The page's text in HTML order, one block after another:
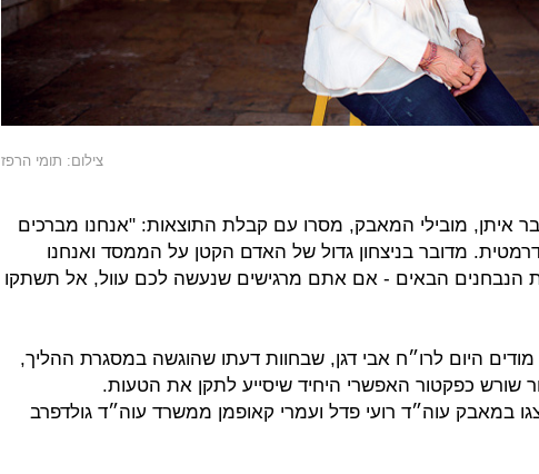
צילום: תומי הרפז
בר איתן, מובילי המאבק, מסרו עם קבלת התוצאות: "אנחנו מברכים
מדובר בניצחון גדול של האדם הקטן על הממסד ואנחנו
הנבחנים הבאים - אם אתם מרגישים שנעשה לכם עוול, אל תשתקו
היום לרו״ח אבי דגן, שבחוות דעתו שהוגשה במסגרת ההליך,
שורש כפקטור האפשרי היחיד שיסייע לתקן את הטעות.
במאבק עוה״ד רועי פדל ועמרי קאופמן ממשרד עוה״ד גולדפרב